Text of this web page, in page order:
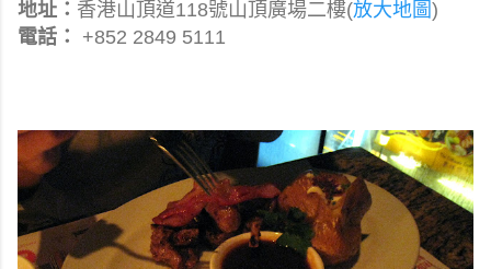
地址： 香港山頂道118號山頂廣場二樓(放大地圖)
電話：
+852 2849 5111